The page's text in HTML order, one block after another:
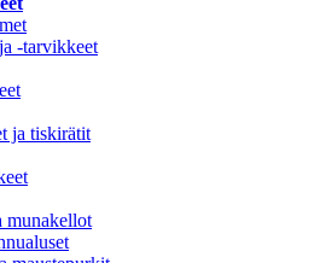
-tarvikkeet
ja tiskirätit
munakellot